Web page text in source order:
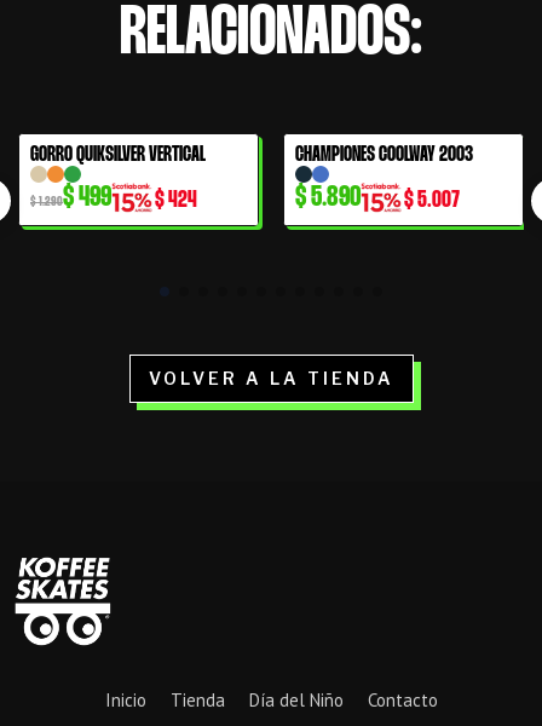
RELACIONADOS:
61% OFF
GORRO QUIKSILVER VERTICAL
$1.290
El
precio
original
era:
$499
El
precio
actual
es:
$424
CHAMPIONES COOLWAY 2003
$5.890 $5.007
VOLVER A LA TIENDA
Inicio Tienda Día del Niño Contacto